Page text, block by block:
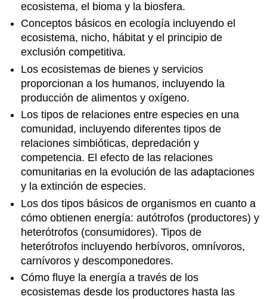
ecosistema, el bioma y la biosfera.
Conceptos básicos en ecología incluyendo el
ecosistema, nicho, hábitat y el principio de
exclusión competitiva.
Los ecosistemas de bienes y servicios
proporcionan a los humanos, incluyendo la
producción de alimentos y oxígeno.
Los tipos de relaciones entre especies en una
comunidad, incluyendo diferentes tipos de
relaciones simbióticas, depredación y
competencia. El efecto de las relaciones
comunitarias en la evolución de las adaptaciones
y la extinción de especies.
Los dos tipos básicos de organismos en cuanto a
cómo obtienen energía: autótrofos (productores) y
heterótrofos (consumidores). Tipos de
heterótrofos incluyendo herbívoros, omnívoros,
carnívoros y descomponedores.
Cómo fluye la energía a través de los
ecosistemas desde los productores hasta las